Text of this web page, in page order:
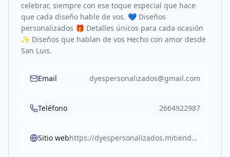
celebrar, siempre con ese toque especial que hace
que cada diseño hable de vos. 💙 Diseños
personalizados 🎁 Detalles únicos para cada ocasión
✨ Diseños que hablan de vos Hecho con amor desde
San Luis.
Email dyespersonalizados@gmail.com
Teléfono 2664922987
Sitio web https://dyespersonalizados.mitiendanube.com/